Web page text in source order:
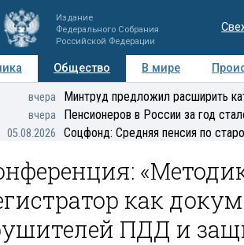
Издание
Федерального Собрания
Российской Федерации
Общество В мире
Мнения Регионы
вчера Минтруд предложил расширить
вчера Пенсионеров в России за год
05.08.2026 Соцфонд: Средняя пенсия по
как
ПДД и